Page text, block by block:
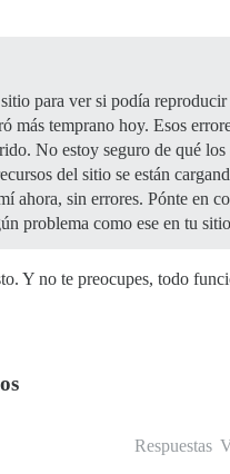
para ver si podía reproducir
más temprano hoy. Esos
No estoy seguro de qué los
del sitio se están
ahora, sin errores. Pónte en
problema como ese en tu
Y no te preocupes, todo
Respuestas